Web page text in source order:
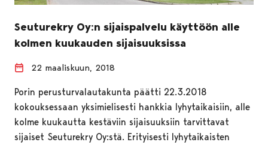
Seuturekry Oy:n sijaispalvelu käyttöön alle
kolmen kuukauden sijaisuuksissa
22 maaliskuun, 2018
Porin perusturvalautakunta päätti 22.3.2018
kokouksessaan yksimielisesti hankkia lyhytaikaisiin, alle
kolme kuukautta kestäviin sijaisuuksiin tarvittavat
sijaiset Seuturekry Oy:stä. Erityisesti lyhytaikaisten